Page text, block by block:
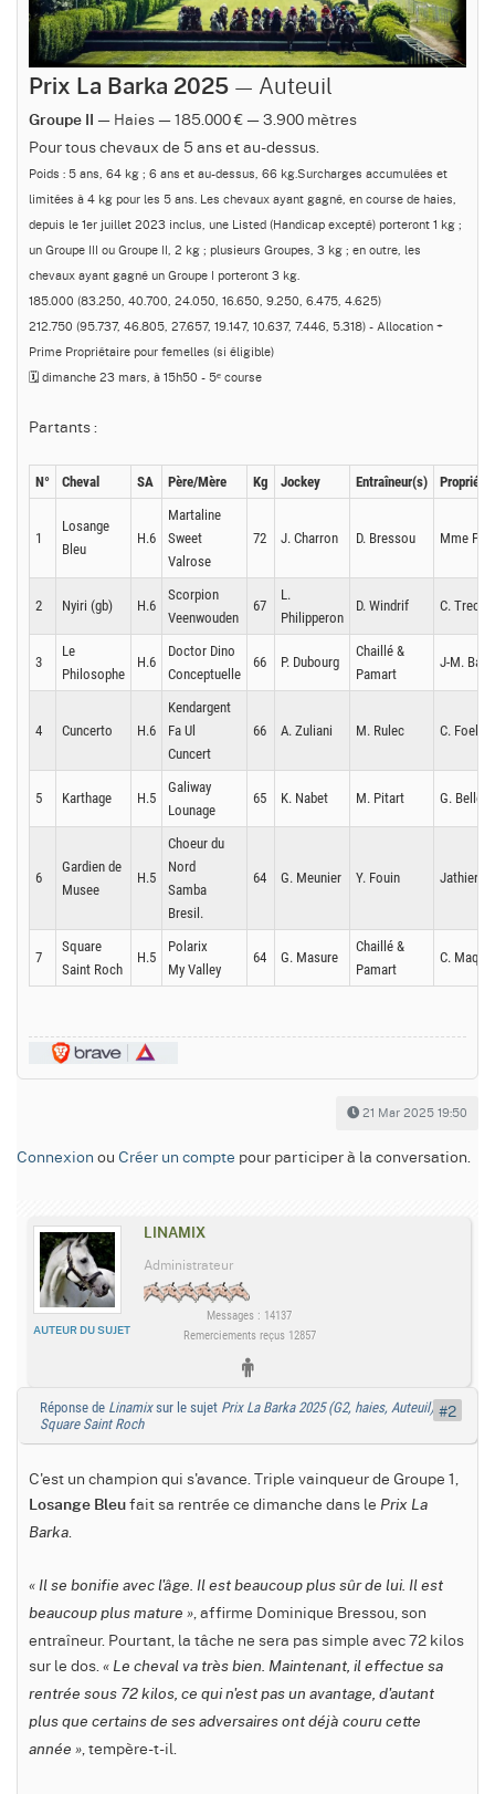
Prix La Barka 2025 — Auteuil
Groupe II
— Haies — 185.000 € — 3.900 mètres
Pour tous chevaux de 5 ans et au-dessus.
Poids : 5 ans, 64 kg ; 6 ans et au-dessus, 66 kg.Surcharges accumulées et
limitées à 4 kg pour les 5 ans. Les chevaux ayant gagné, en course de haies,
depuis le 1er juillet 2023 inclus, une Listed (Handicap excepté) porteront 1 kg ;
un Groupe III ou Groupe II, 2 kg ; plusieurs Groupes, 3 kg ; en outre, les
chevaux ayant gagné un Groupe I porteront 3 kg.
185.000 (83.250, 40.700, 24.050, 16.650, 9.250, 6.475, 4.625)
212.750 (95.737, 46.805, 27.657, 19.147, 10.637, 7.446, 5.318) - Allocation +
Prime Propriétaire pour femelles (si éligible)
🗓️ dimanche 23 mars, à 15h50 - 5ᵉ course
Partants :
N° Cheval SA Père/Mère Kg Jockey Entraîneur(s)
1
Losange
Bleu
H.6
Martaline
Sweet
Valrose
72 J. Charron D. Bressou Mme P.
2 Nyiri (gb) H.6
Scorpion
Veenwouden
67
L.
Philipperon
D. Windrif C. Trecco
3
Le
Philosophe
H.6
Doctor Dino
Conceptuelle
66 P. Dubourg
Chaillé &
Pamart
J-M.
4 Cuncerto H.6
Kendargent
Fa Ul
Cuncert
66 A. Zuliani M. Rulec C. Foeller
5 Karthage H.5
Galiway
Lounage
65 K. Nabet M. Pitart G.
6
Gardien de
Musee
H.5
Choeur du
Nord
Samba
Bresil.
64 G. Meunier Y. Fouin Jathiere/
7
Square
Saint Roch
H.5
Polarix
My Valley
64 G. Masure
Chaillé &
Pamart
C.
21 Mar 2025 19:50
Connexion ou Créer un compte pour participer à la conversation.
LINAMIX
AUTEUR DU SUJET
Administrateur
Messages : 14137
Remerciements reçus 12857
Réponse de Linamixsur le sujet Prix La Barka 2025 (G2, haies, Auteuil) :
Square Saint Roch
C'est un champion qui s'avance. Triple vainqueur de Groupe 1,
Losange Bleu fait sa rentrée ce dimanche dans le Prix La
Barka
« Il se bonifie avec l'âge. Il est beaucoup plus sûr de lui. Il est
beaucoup plus mature » , affirme Dominique Bressou, son
entraîneur. Pourtant, la tâche ne sera pas simple avec 72 kilos
sur le dos. « Le cheval va très bien. Maintenant, il effectue sa
rentrée sous 72 kilos, ce qui n'est pas un avantage, d'autant
plus que certains de ses adversaires ont déjà couru cette
année » , tempère-t-il.
#2